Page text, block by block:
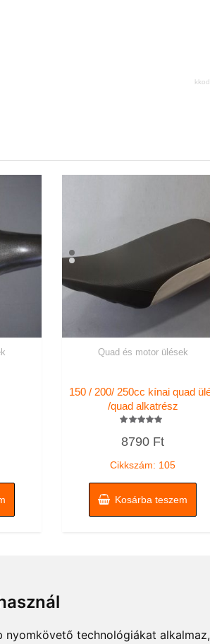
nyomkövető technológiákat
Quad és motor ülések
150 / 200/ 250cc kínai quad
/quad alkatrész
5.00
8790 Ft
Cikkszám: 105
Kosárba teszem